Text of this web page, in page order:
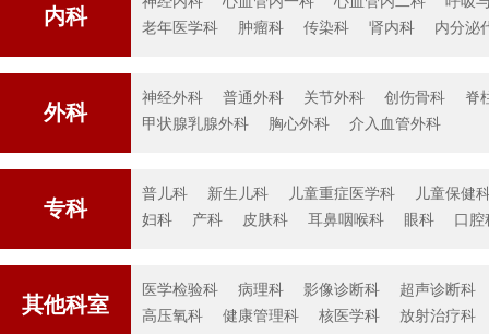
内科
老年医学科
肿瘤科 传染科 肾内科 内分泌
外科
神经外科 普通外科 关节外科 创伤骨科
脊
甲状腺乳腺外科
胸心外科 介入血管外科
专科
普儿科 新生儿科 儿童重症医学科
儿童保健
妇科
产科 皮肤科 耳鼻咽喉科 眼科 口腔
其他科室
医学检验科 病理科 影像诊断科
超声诊断科
高压氧科
健康管理科 核医学科 放射治疗科
付亮
医学
更多专家介绍